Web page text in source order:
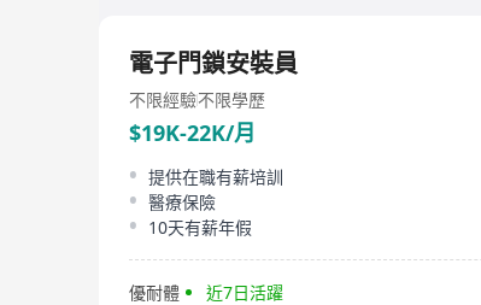
電子門鎖安裝員
不限經驗不限學歷
$19K-22K/月
提供在職有薪培訓
醫療保險
10天有薪年假
優耐體 近7日活躍